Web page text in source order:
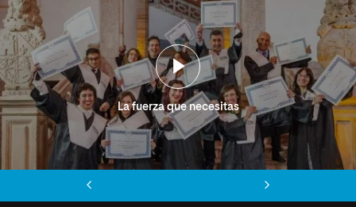
La fuerza que necesitas